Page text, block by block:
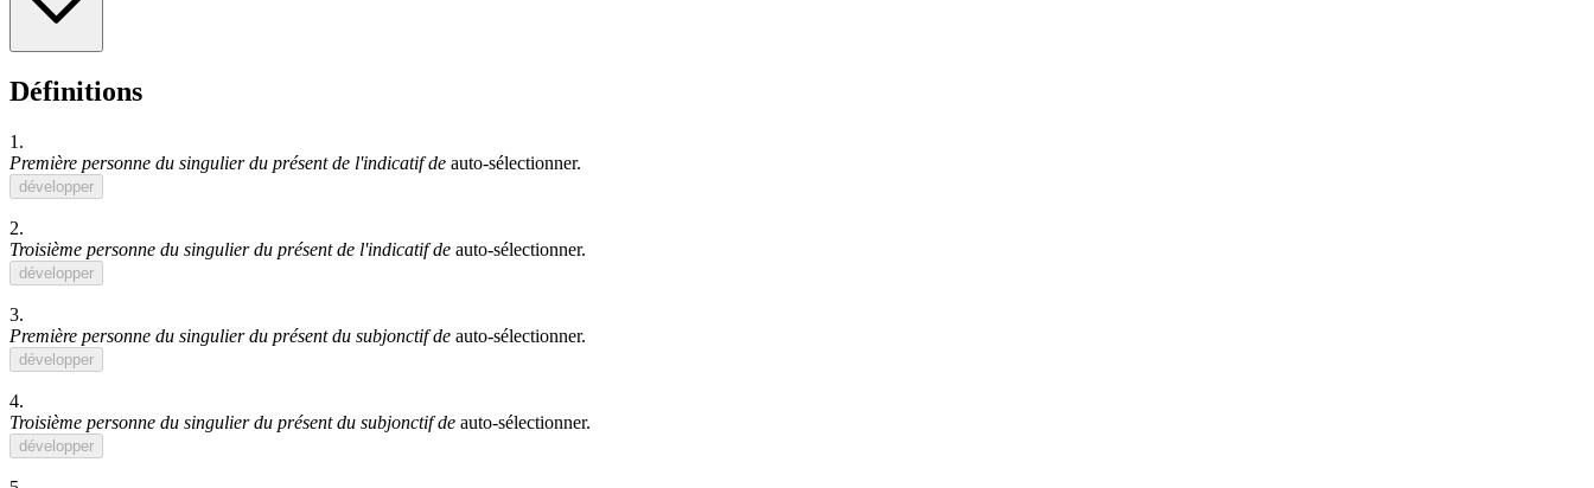
Définitions
1.
Première personne du singulier du présent de l'indicatif de auto-sélectionner.
développer
2.
Troisième personne du singulier du présent de l'indicatif de auto-sélectionner.
développer
3.
Première personne du singulier du présent du subjonctif de auto-sélectionner.
développer
4.
Troisième personne du singulier du présent du subjonctif de auto-sélectionner.
développer